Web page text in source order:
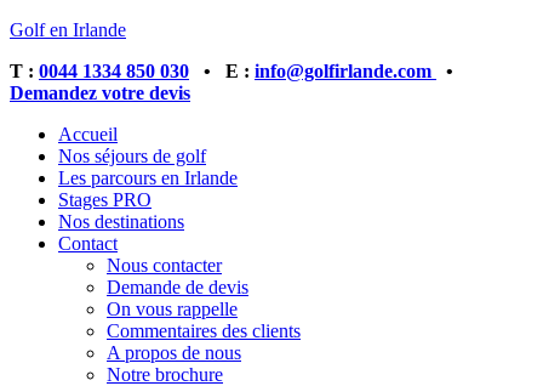
Golf en Irlande
T : 0044 1334 850 030 • E : info@golfirlande.com
•
Demandez votre devis
Accueil
Nos séjours de golf
Les parcours en Irlande
Stages PRO
Nos destinations
Contact
Nous contacter
Demande de devis
On vous rappelle
Commentaires des clients
A propos de nous
Notre brochure